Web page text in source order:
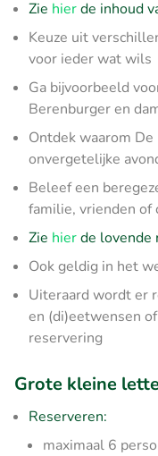
Zie hierde inhoud
Keuze uit
voor ieder wat wils
Ga bijvoorbeeld
Berenburger en
Ontdek waarom
onvergetelijke
Beleef een
familie, vrienden of
Zie hierde lovende
Ook geldig in het
Uiteraard wordt er
en (di)eetwensen
reservering
Grote kleine
Reserveren:
maximaal 6